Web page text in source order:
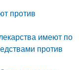
против
имеют по
против